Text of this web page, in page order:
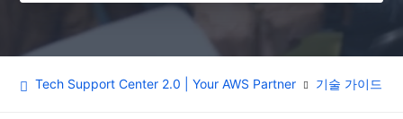
Tech Support Center 2.0 | Your AWS Partner 기술 가이드